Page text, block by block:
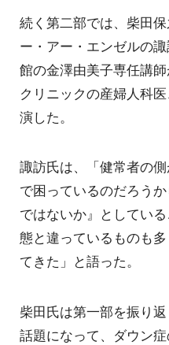
続く第二部では、柴田
ー・アー・エンゼルの
館の金澤由美子専任講
クリニックの産婦人科
演した。
諏訪氏は、「健常者の
で困っているのだろう
ではないか』としてい
態と違っているものも
てきた」と語った。
柴田氏は第一部を振り
話題になって、ダウン